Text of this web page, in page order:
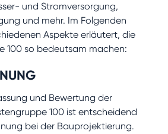
und Stromversorgung,
und mehr. Im Folgenden
Aspekte erläutert, die
100 so bedeutsam machen:
und Bewertung der
100 ist entscheidend
bei der Bauprojektierung.